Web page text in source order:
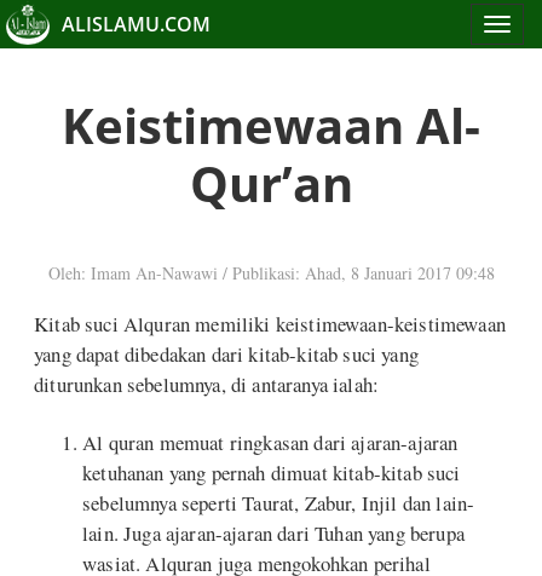
Toggle
ALISLAMU.COM
Keistimewaan Al-
Qur’an
Oleh: Imam An-Nawawi / Publikasi: Ahad, 8 Januari 2017 09:48
Kitab suci Alquran memiliki keistimewaan-keistimewaan
yang dapat dibedakan dari kitab-kitab suci yang
diturunkan sebelumnya, di antaranya ialah:
Al quran memuat ringkasan dari ajaran-ajaran
ketuhanan yang pernah dimuat kitab-kitab suci
sebelumnya seperti Taurat, Zabur, Injil dan lain-
lain. Juga ajaran-ajaran dari Tuhan yang berupa
wasiat. Alquran juga mengokohkan perihal